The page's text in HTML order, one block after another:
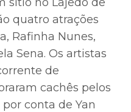
quatro atrações
Rafinha Nunes,
Sena. Os artistas
de
cachês pelos
conta de Yan